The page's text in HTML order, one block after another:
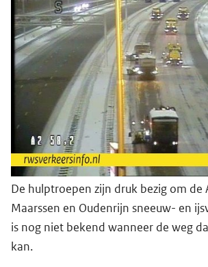
De hulptroepen zijn druk bezig om de
Maarssen en Oudenrijn sneeuw- en
is nog niet bekend wanneer de weg
kan.